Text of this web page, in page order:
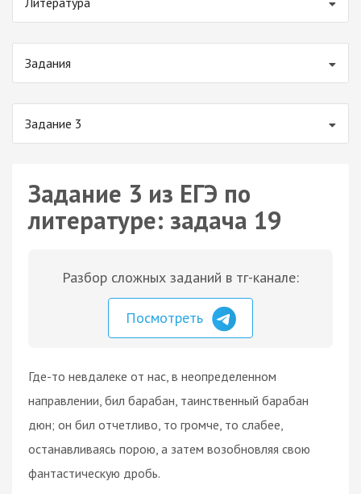
Задания
Задание 3
Задание 3 из ЕГЭ по
литературе: задача 19
Разбор сложных заданий в тг-канале:
Посмотреть
Где-то невдалеке от нас, в неопределенном
направлении, бил барабан, таинственный барабан
дюн; он бил отчетливо, то громче, то слабее,
останавливаясь порою, а затем возобновляя свою
фантастическую дробь.